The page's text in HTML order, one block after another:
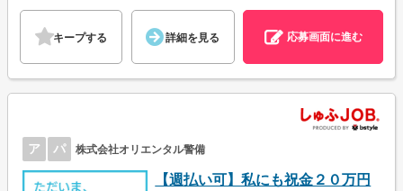
キープする 詳細を見る 応募画面に進む
ア パ 株式会社オリエンタル警備
【週払い可】私にも祝金２０万円